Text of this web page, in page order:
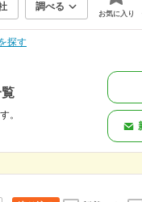
調べる
お気に入り
探す
。